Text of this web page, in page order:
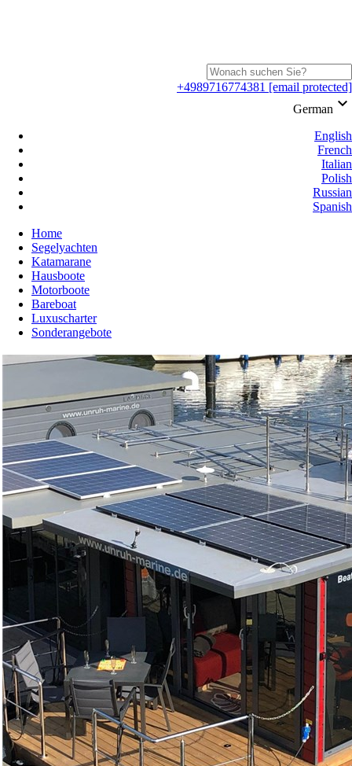
+4989716774381 [email protected]
German keyboard_arrow_down
English
French
Italian
Polish
Russian
Spanish
Home
Segelyachten
Katamarane
Hausboote
Motorboote
Bareboat
Luxuscharter
Sonderangebote